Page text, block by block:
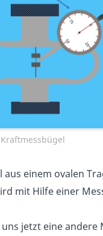
Kraftmessbügel
einem ovalen
mit Hilfe einer
jetzt eine